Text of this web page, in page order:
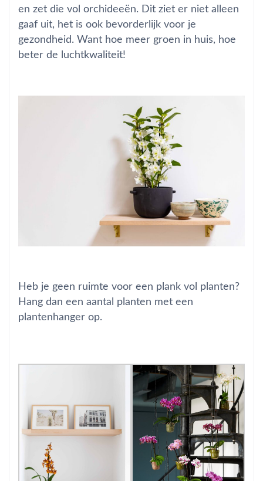
en zet die vol orchideeën. Dit ziet er niet alleen
gaaf uit, het is ook bevorderlijk voor je
gezondheid. Want hoe meer groen in huis, hoe
beter de luchtkwaliteit!
Heb je geen ruimte voor een plank vol planten?
Hang dan een aantal planten met een
plantenhanger op.